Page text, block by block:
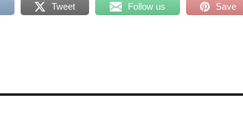
Tweet Follow us Save